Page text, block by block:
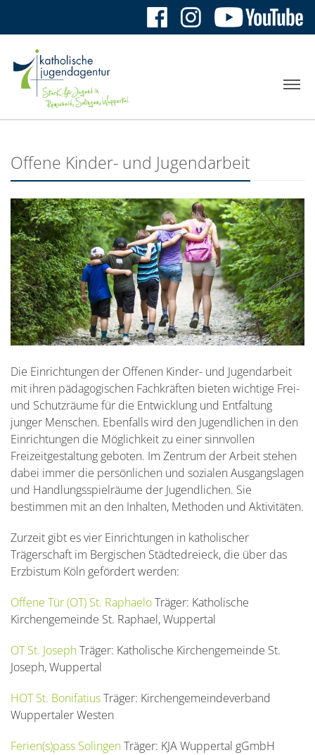
Offene Kinder- und Jugendarbeit
Die Einrichtungen der Offenen Kinder- und Jugendarbeit
mit ihren pädagogischen Fachkräften bieten wichtige Frei-
und Schutzräume für die Entwicklung und Entfaltung
junger Menschen. Ebenfalls wird den Jugendlichen in den
Einrichtungen die Möglichkeit zu einer sinnvollen
Freizeitgestaltung geboten. Im Zentrum der Arbeit stehen
dabei immer die persönlichen und sozialen Ausgangslagen
und Handlungsspielräume der Jugendlichen. Sie
bestimmen mit an den Inhalten, Methoden und Aktivitäten.
Zurzeit gibt es vier Einrichtungen in katholischer
Trägerschaft im Bergischen Städtedreieck, die über das
Erzbistum Köln gefördert werden:
Offene Tür (OT) St. RaphaeloTräger: Katholische
Kirchengemeinde St. Raphael, Wuppertal
OT St. JosephTräger: Katholische Kirchengemeinde St.
Joseph, Wuppertal
HOT St. BonifatiusTräger: Kirchengemeindeverband
Wuppertaler Westen
Ferien(s)pass SolingenTräger: KJA Wuppertal gGmbH